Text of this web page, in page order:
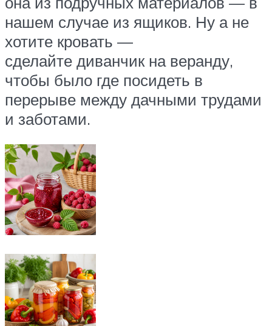
нашем случае из ящиков. Ну а не
хотите кровать —
сделайте диванчик на веранду,
чтобы было где посидеть в
перерыве между дачными трудами
и заботами.